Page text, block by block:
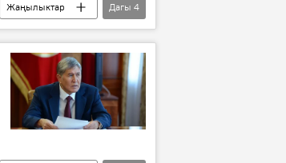
Жаңылыктар
Дагы 4